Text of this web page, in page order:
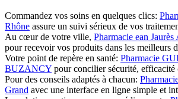
Commandez vos soins en quelques clics:
Rhône assure un suivi sérieux de vos
Au cœur de votre ville, Pharmacie ean
pour recevoir vos produits dans les meilleurs
Votre point de repère en santé: Pharmacie
BUZANCY pour concilier sécurité, efficacité
Pour des conseils adaptés à chacun:
Grand avec une interface en ligne simple et